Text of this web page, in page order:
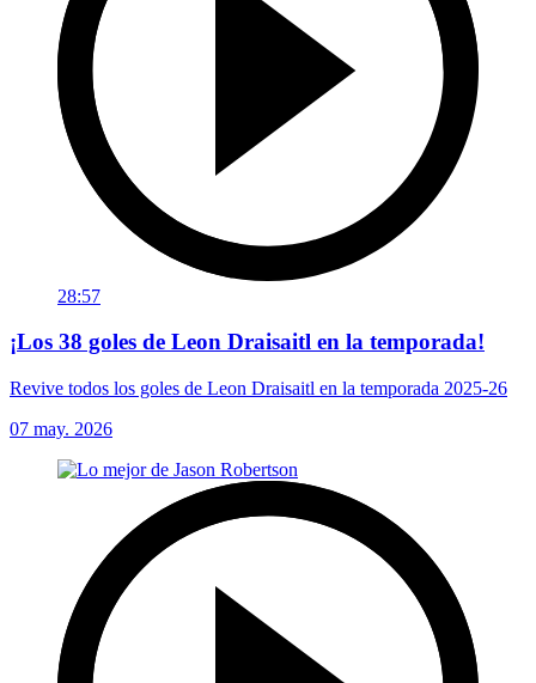
28:57
¡Los 38 goles de Leon Draisaitl en la temporada!
Revive todos los goles de Leon Draisaitl en la temporada 2025-26
07 may. 2026